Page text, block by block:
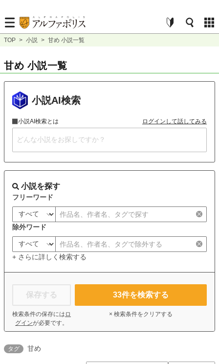
TOP > 小説 > 甘め 小説一覧
甘め 小説一覧
小説AI検索
小説AI検索とは ログインして話してみる
小説を探す
フリーワード
除外ワード
+ さらに詳しく検索する
保存する
検索条件の保存には ロ
グインが必要です。
33件を検索する
× 検索条件をクリアする
タグ 甘め